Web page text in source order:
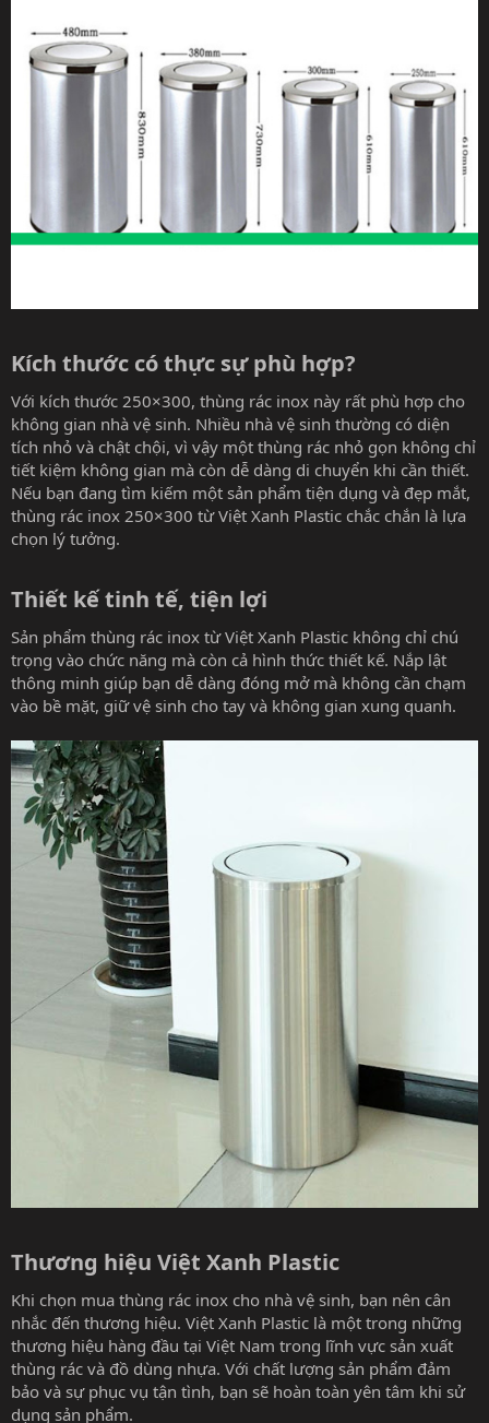
Kích thước có thực sự phù hợp?​
Với kích thước 250×300, thùng rác inox này rất phù hợp cho
không gian nhà vệ sinh. Nhiều nhà vệ sinh thường có diện
tích nhỏ và chật chội, vì vậy một thùng rác nhỏ gọn không chỉ
tiết kiệm không gian mà còn dễ dàng di chuyển khi cần thiết.
Nếu bạn đang tìm kiếm một sản phẩm tiện dụng và đẹp mắt,
thùng rác inox 250×300 từ Việt Xanh Plastic chắc chắn là lựa
chọn lý tưởng.
Thiết kế tinh tế, tiện lợi​
Sản phẩm thùng rác inox từ Việt Xanh Plastic không chỉ chú
trọng vào chức năng mà còn cả hình thức thiết kế. Nắp lật
thông minh giúp bạn dễ dàng đóng mở mà không cần chạm
vào bề mặt, giữ vệ sinh cho tay và không gian xung quanh.
Thương hiệu Việt Xanh Plastic​
Khi chọn mua thùng rác inox cho nhà vệ sinh, bạn nên cân
nhắc đến thương hiệu. Việt Xanh Plastic là một trong những
thương hiệu hàng đầu tại Việt Nam trong lĩnh vực sản xuất
thùng rác và đồ dùng nhựa. Với chất lượng sản phẩm đảm
bảo và sự phục vụ tận tình, bạn sẽ hoàn toàn yên tâm khi sử
dụng sản phẩm.